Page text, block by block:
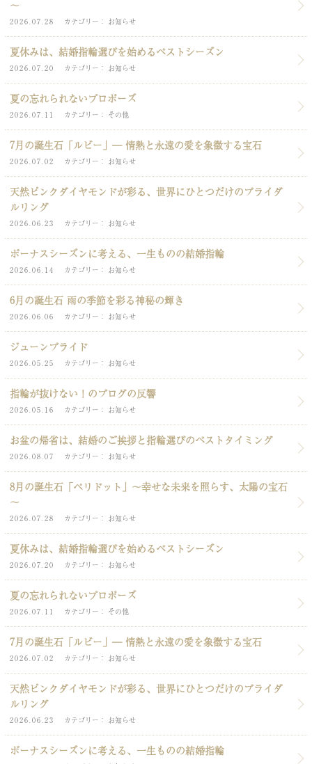
～
2026.07.28 カテゴリー お知らせ
夏休みは、結婚指輪選びを始めるベストシーズン
2026.07.20 カテゴリー お知らせ
夏の忘れられないプロポーズ
2026.07.11 カテゴリー その他
7月の誕生石「ルビー」― 情熱と永遠の愛を象徴する宝石
2026.07.02 カテゴリー お知らせ
天然ピンクダイヤモンドが彩る、世界にひとつだけのブライダ
ルリング
2026.06.23 カテゴリー お知らせ
ボーナスシーズンに考える、一生ものの結婚指輪
2026.06.14 カテゴリー お知らせ
6月の誕生石 雨の季節を彩る神秘の輝き
2026.06.06 カテゴリー お知らせ
ジューンブライド
2026.05.25 カテゴリー お知らせ
指輪が抜けない！のブログの反響
2026.05.16 カテゴリー お知らせ
お盆の帰省は、結婚のご挨拶と指輪選びのベストタイミング
2026.08.07 カテゴリー お知らせ
8月の誕生石「ペリドット」～幸せな未来を照らす、太陽の宝石
～
2026.07.28 カテゴリー お知らせ
夏休みは、結婚指輪選びを始めるベストシーズン
2026.07.20 カテゴリー お知らせ
夏の忘れられないプロポーズ
2026.07.11 カテゴリー その他
7月の誕生石「ルビー」― 情熱と永遠の愛を象徴する宝石
2026.07.02 カテゴリー お知らせ
天然ピンクダイヤモンドが彩る、世界にひとつだけのブライダ
ルリング
2026.06.23 カテゴリー お知らせ
ボーナスシーズンに考える、一生ものの結婚指輪